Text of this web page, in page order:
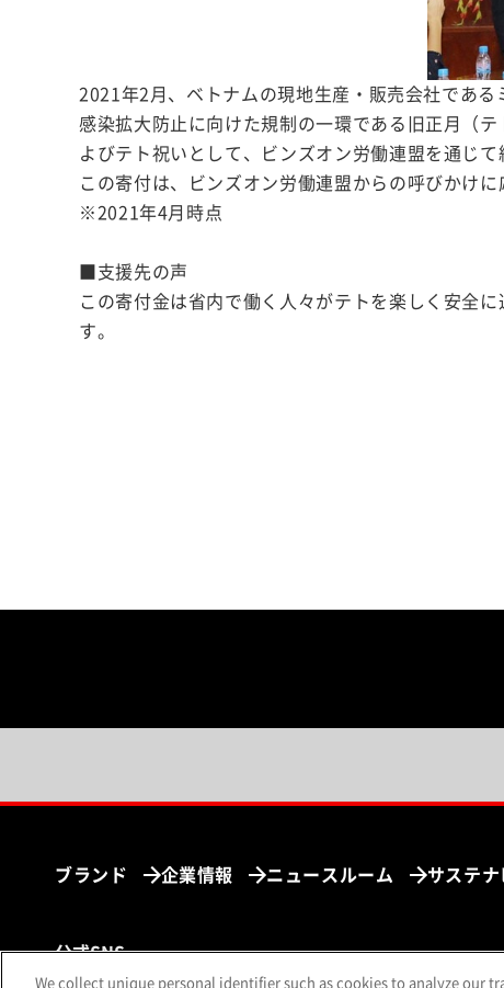
2021年2月、ベトナムの現地生産・販売会社であ
感染拡大防止に向けた規制の一環である旧正月（
よびテト祝いとして、ビンズオン労働連盟を通じて
この寄付は、ビンズオン労働連盟からの呼びかけに
※2021年4月時点
■支援先の声
この寄付金は省内で働く人々がテトを楽しく安全
す。
ブランド 企業情報 ニュースルーム サステナ
公式SNS
We collect unique personal identifier such as cookies to analyze our